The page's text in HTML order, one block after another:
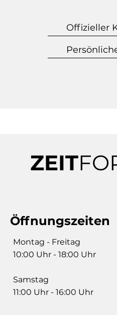
Offizieller
ZEIT
Öffnungszeiten
Montag - Freitag
10:00 Uhr - 18:00 Uhr
Samstag
11:00 Uhr - 16:00 Uhr